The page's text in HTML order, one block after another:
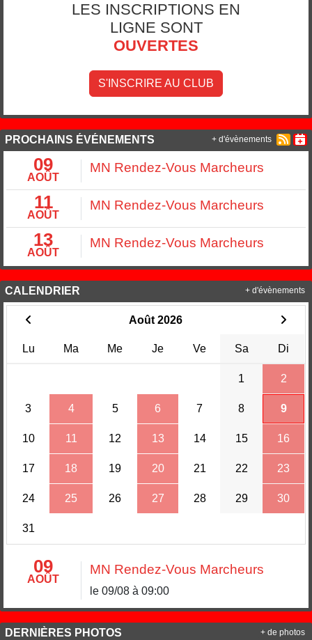
LES INSCRIPTIONS EN
LIGNE SONT
OUVERTES
S'INSCRIRE AU CLUB
PROCHAINS ÉVÉNEMENTS
09
AOÛT
MN Rendez-Vous Marcheurs
11
AOÛT
MN Rendez-Vous Marcheurs
13
AOÛT
MN Rendez-Vous Marcheurs
+ d'évènements
CALENDRIER
Août 2026
Lu Ma Me Je Ve Sa Di
1 2
3 4 5 6 7 8 9
10 11 12 13 14 15 16
17 18 19 20 21 22 23
24 25 26 27 28 29 30
31
09
AOÛT
MN Rendez-Vous Marcheurs
le 09/08 à 09:00
+ d'évènements
DERNIÈRES PHOTOS + de photos